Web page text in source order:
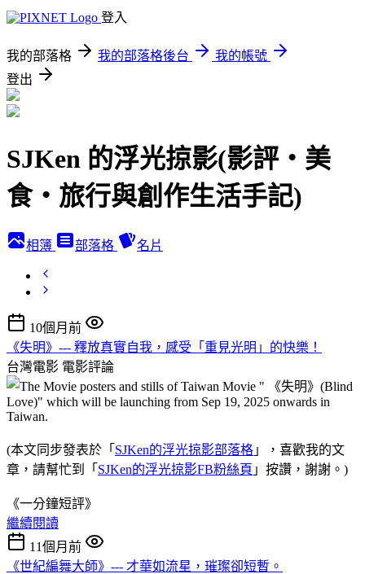
登入
我的部落格 我的部落格後台
我的帳號
登出
SJKen 的浮光掠影(影評‧美
食‧旅行與創作生活手記)
相簿 部落格 名片
10個月前
《失明》--- 釋放真實自我，感受「重見光明」的快樂！
台灣電影 電影評論
(本文同步發表於「 SJKen的浮光掠影部落格 」，喜歡我的文
章，請幫忙到「 SJKen的浮光掠影FB粉絲頁 」按讚，謝謝。)
《一分鐘短評》
繼續閱讀
11個月前
《世紀編舞大師》--- 才華如流星，璀璨卻短暫。